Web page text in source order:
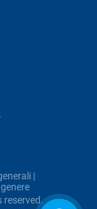
|
reserved.